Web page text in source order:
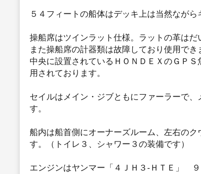
５４フィートの船体はデッキ上は当然なが
操船席はツインラット仕様。ラットの革はだ
また操船席の計器類は故障しており使用でき
中央に設置されているＨＯＮＤＥＸのＧＰ
用されております。
セイルはメイン・ジブともにファーラーで
す。
船内は船首側にオーナーズルーム、左右の
す。（トイレ３、シャワー３の装備です）
エンジンはヤンマー「４ＪＨ３-ＨＴＥ」 ９